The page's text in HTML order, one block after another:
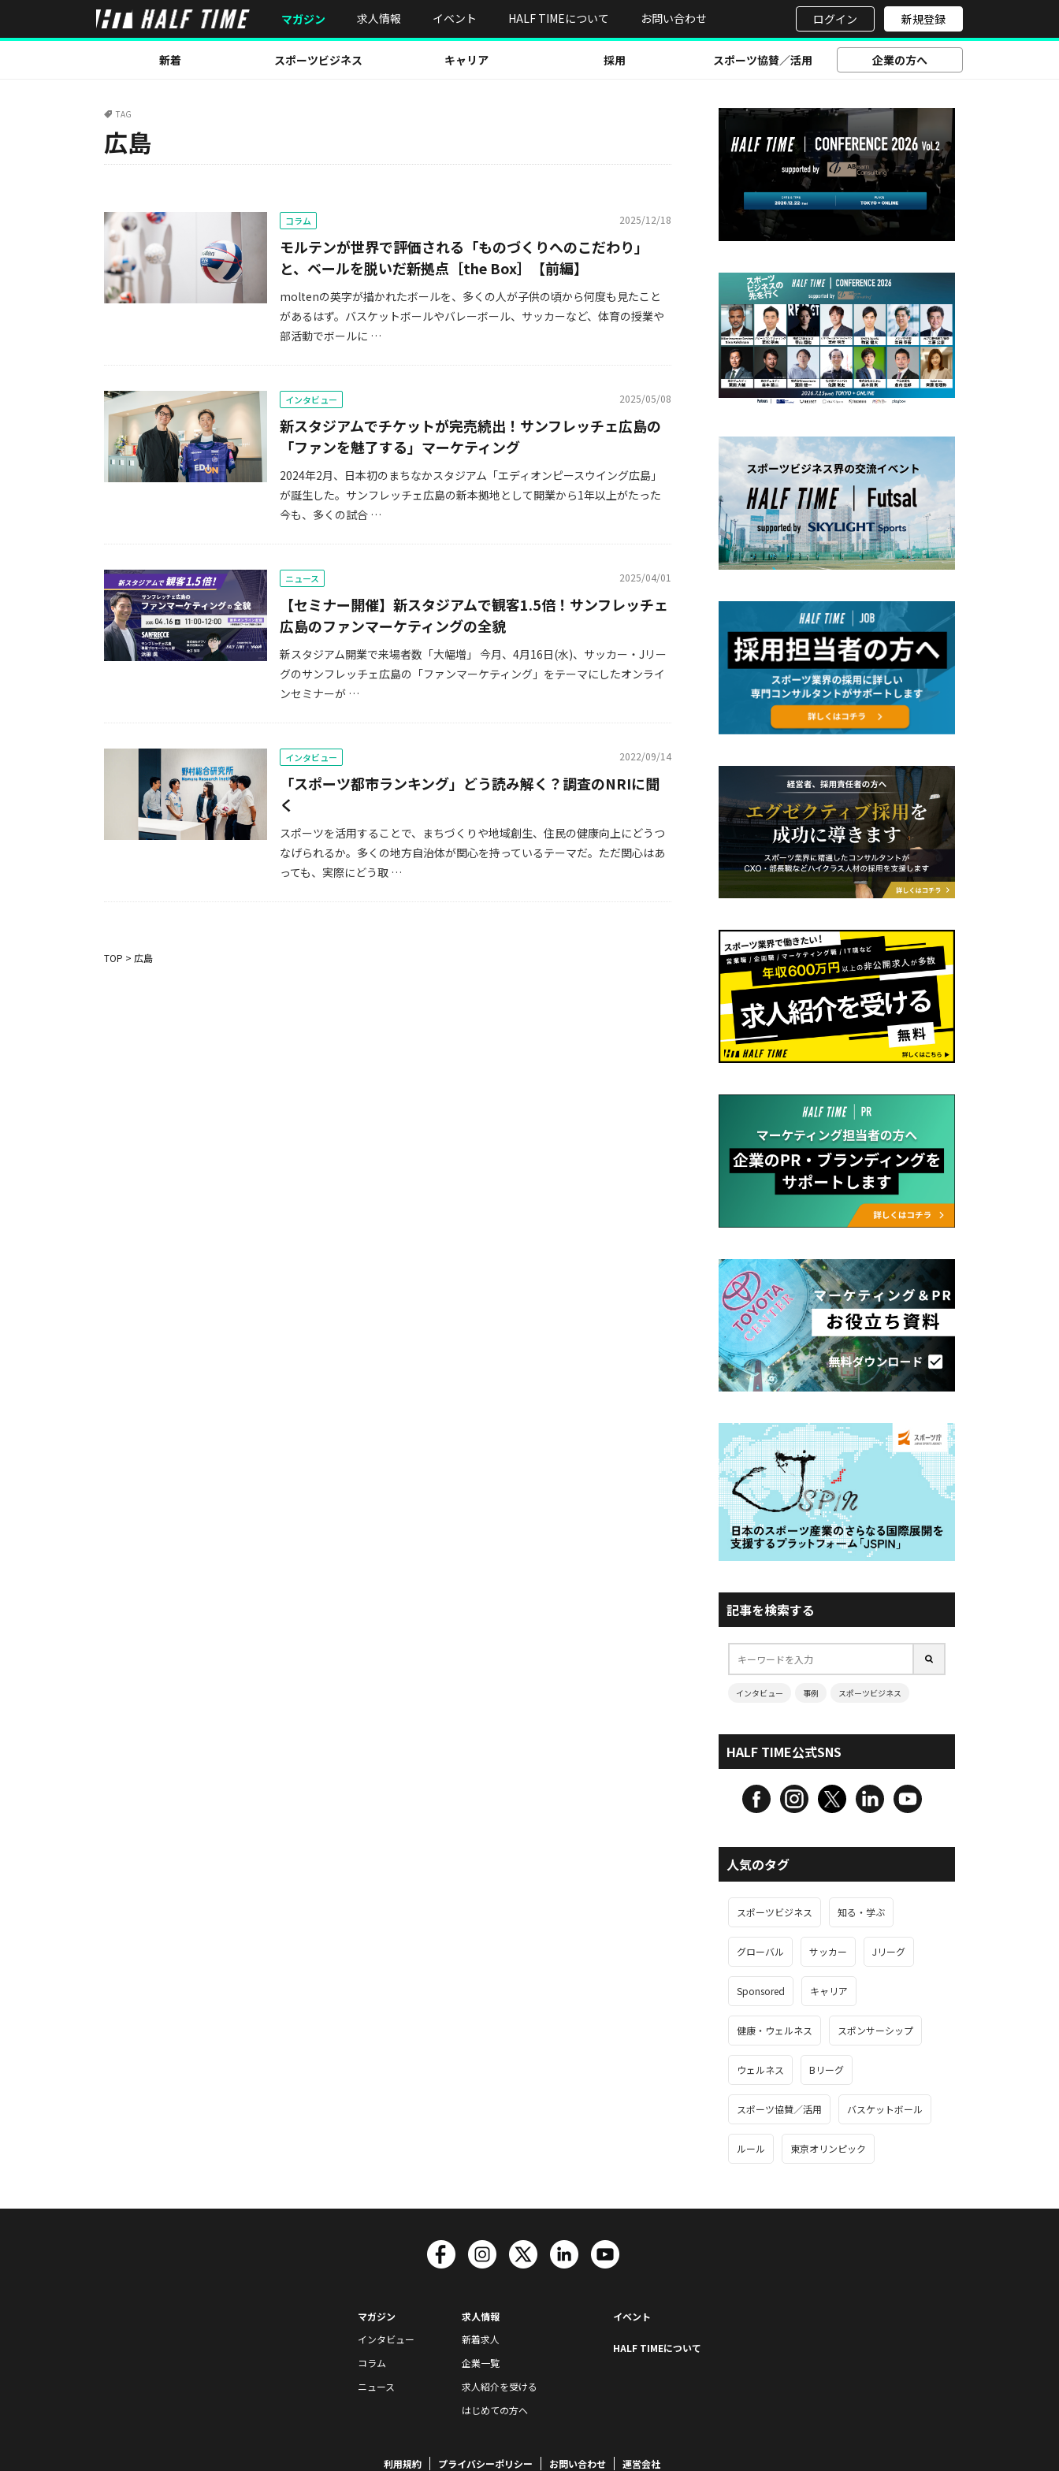
マガジン 求人情報 イベント HALF TIMEについて お問い合わせ ログイン 新規登録
新着 スポーツビジネス キャリア 採用 スポーツ協賛／活用 企業の方へ
TAG
広島
コラム 2025/12/18
モルテンが世界で評価される「ものづくりへのこだわり」
と、ベールを脱いだ新拠点［the Box］【前編】
moltenの英字が描かれたボールを、多くの人が子供の頃から何度も見たこと
があるはず。バスケットボールやバレーボール、サッカーなど、体育の授業や
部活動でボールに …
インタビュー 2025/05/08
新スタジアムでチケットが完売続出！サンフレッチェ広島の
「ファンを魅了する」マーケティング
2024年2月、日本初のまちなかスタジアム「エディオンピースウイング広島」
が誕生した。サンフレッチェ広島の新本拠地として開業から1年以上がたった
今も、多くの試合 …
ニュース 2025/04/01
【セミナー開催】新スタジアムで観客1.5倍！サンフレッチェ
広島のファンマーケティングの全貌
新スタジアム開業で来場者数「大幅増」 今月、4月16日(水)、サッカー・Jリー
グのサンフレッチェ広島の「ファンマーケティング」をテーマにしたオンライ
ンセミナーが …
インタビュー 2022/09/14
「スポーツ都市ランキング」どう読み解く？調査のNRIに聞
く
スポーツを活用することで、まちづくりや地域創生、住民の健康向上にどうつ
なげられるか。多くの地方自治体が関心を持っているテーマだ。ただ関心はあ
っても、実際にどう取 …
TOP > 広島
記事を検索する
インタビュー 事例 スポーツビジネス
HALF TIME公式SNS
人気のタグ
スポーツビジネス 知る・学ぶ
グローバル サッカー Jリーグ
Sponsored キャリア
健康・ウェルネス スポンサーシップ
ウェルネス Bリーグ
スポーツ協賛／活用 バスケットボール
ルール 東京オリンピック
マガジン
インタビュー
コラム
ニュース
求人情報
新着求人
企業一覧
求人紹介を受ける
はじめての方へ
イベント
HALF TIMEについて
利用規約 プライバシーポリシー お問い合わせ 運営会社